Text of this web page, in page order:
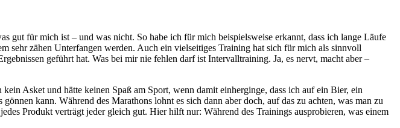
gut für mich ist – und was nicht. So habe ich für mich beispielsweise erkannt, dass ich lange Läufe
sehr zähen Unterfangen werden. Auch ein vielseitiges Training hat sich für mich als sinnvoll
geführt hat. Was bei mir nie fehlen darf ist Intervalltraining. Ja, es nervt, macht aber –
Asket und hätte keinen Spaß am Sport, wenn damit einherginge, dass ich auf ein Bier, ein
kann. Während des Marathons lohnt es sich dann aber doch, auf das zu achten, was man zu
Produkt verträgt jeder gleich gut. Hier hilft nur: Während des Trainings ausprobieren, was einem